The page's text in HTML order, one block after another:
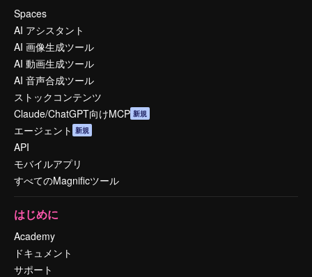
Spaces
AI アシスタント
AI 画像生成ツール
AI 動画生成ツール
AI 音声合成ツール
ストックコンテンツ
Claude/ChatGPT向けMCP 新規
エージェント 新規
API
モバイルアプリ
すべてのMagnificツール
はじめに
Academy
ドキュメント
サポート